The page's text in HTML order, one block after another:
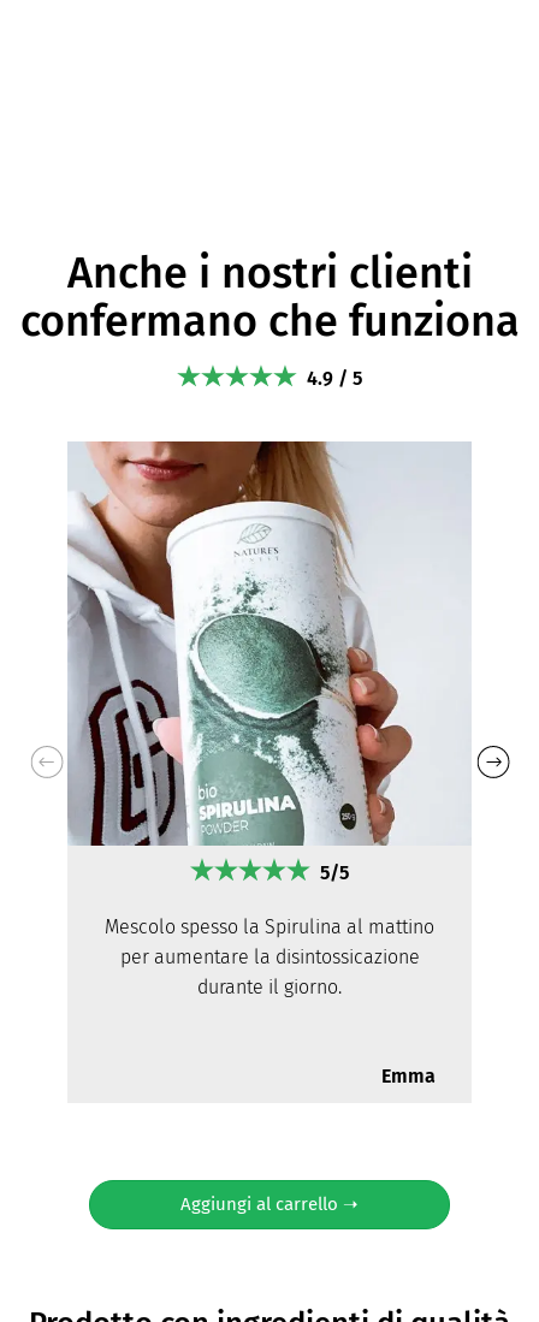
Anche i nostri clienti
confermano che funziona
4.9 / 5
5/5
Mescolo spesso la Spirulina al mattino
per aumentare la disintossicazione
durante il giorno.
Emma
Aggiungi al carrello ➝